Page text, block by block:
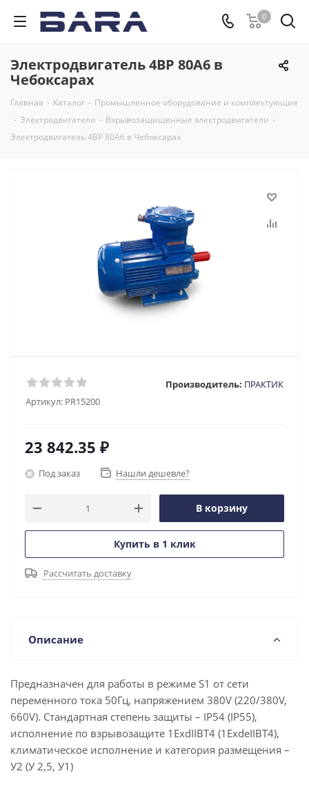
0
Электродвигатель 4ВР 80А6 в
Чебоксарах
Главная - Каталог - Промышленное оборудование и комплектующие
- Электродвигатели - Взрывозащищенные электродвигатели -
Электродвигатель 4ВР 80А6 в Чебоксарах
Артикул: PR15200
Производитель: ПРАКТИК
23 842.35 ₽
Под заказ Нашли дешевле?
В корзину
Купить в 1 клик
Рассчитать доставку
Описание
Предназначен для работы в режиме S1 от сети
переменного тока 50Гц, напряжением 380V (220/380V,
660V). Стандартная степень защиты – IP54 (IP55),
исполнение по взрывозащите 1ExdIIBT4 (1ExdеIIBT4),
климатическое исполнение и категория размещения –
У2 (У 2,5, У1)